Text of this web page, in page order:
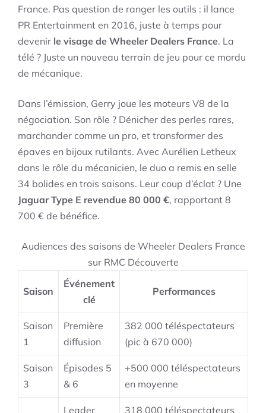
France. Pas question de ranger les outils : il lance
PR Entertainment en 2016, juste à temps pour
devenir le visage de Wheeler Dealers France. La
télé ? Juste un nouveau terrain de jeu pour ce mordu
de mécanique.
Dans l’émission, Gerry joue les moteurs V8 de la
négociation. Son rôle ? Dénicher des perles rares,
marchander comme un pro, et transformer des
épaves en bijoux rutilants. Avec Aurélien Letheux
dans le rôle du mécanicien, le duo a remis en selle
34 bolides en trois saisons. Leur coup d’éclat ? Une
Jaguar Type E revendue 80 000 €, rapportant 8
700 € de bénéfice.
Audiences des saisons de Wheeler Dealers France
sur RMC Découverte
Saison
Événement
clé
Performances
Saison
1
Première
diffusion
382 000 téléspectateurs
(pic à 670 000)
Saison
3
Épisodes 5
& 6
+500 000 téléspectateurs
en moyenne
Leader 318 000 téléspectateurs